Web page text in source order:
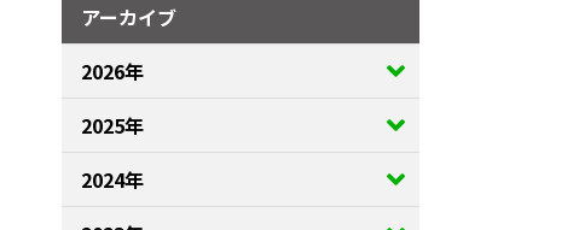
アーカイブ
2026年
2025年
2024年